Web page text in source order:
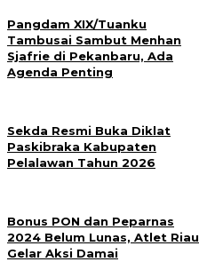
Pangdam XIX/Tuanku
Tambusai Sambut Menhan
Sjafrie di Pekanbaru, Ada
Agenda Penting
Sekda Resmi Buka Diklat
Paskibraka Kabupaten
Pelalawan Tahun 2026
Bonus PON dan Peparnas
2024 Belum Lunas, Atlet Riau
Gelar Aksi Damai